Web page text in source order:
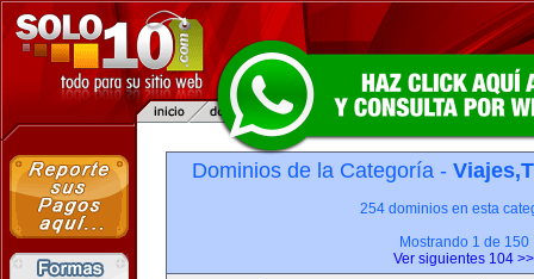
Dominios de la Categoría -
254 dominios en esta
Mostrando 1 de 150
Ver siguientes 104 >>